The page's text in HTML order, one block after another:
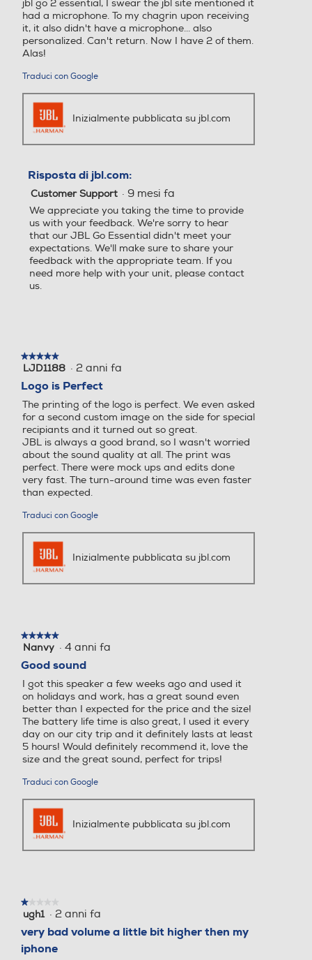
jbl go 2 essential, I swear the jbl site mentioned it
had a microphone. To my chagrin upon receiving
it, it also didn't have a microphone... also
personalized. Can't return. Now I have 2 of them.
Alas!
Traduci con Google
Inizialmente pubblicata su jbl.com
Risposta di jbl.com:
Customer Support · 9 mesi fa
We appreciate you taking the time to provide
us with your feedback. We're sorry to hear
that our JBL Go Essential didn't meet your
expectations. We'll make sure to share your
feedback with the appropriate team. If you
need more help with your unit, please contact
us.
★★★★★
★★★★★
5
5
stelle.
LJD1188 · 2 anni fa
Logo is Perfect
The printing of the logo is perfect. We even asked
for a second custom image on the side for special
recipiants and it turned out so great.
JBL is always a good brand, so I wasn't worried
about the sound quality at all. The print was
perfect. There were mock ups and edits done
very fast. The turn-around time was even faster
than expected.
Traduci con Google
Inizialmente pubblicata su jbl.com
★★★★★
★★★★★
5
5
stelle.
Nanvy · 4 anni fa
Good sound
I got this speaker a few weeks ago and used it
on holidays and work, has a great sound even
better than I expected for the price and the size!
The battery life time is also great, I used it every
day on our city trip and it definitely lasts at least
5 hours! Would definitely recommend it, love the
size and the great sound, perfect for trips!
Traduci con Google
Inizialmente pubblicata su jbl.com
★★★★★
★★★★★
1
5
stelle.
ugh1 · 2 anni fa
very bad volume a little bit higher then my
iphone